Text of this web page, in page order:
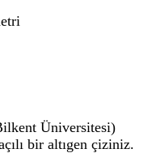
Üniversitesi)
bir altıgen çiziniz.